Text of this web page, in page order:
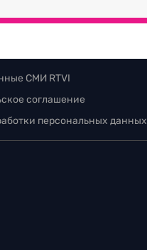
СМИ RTVI
соглашение
персональных данных